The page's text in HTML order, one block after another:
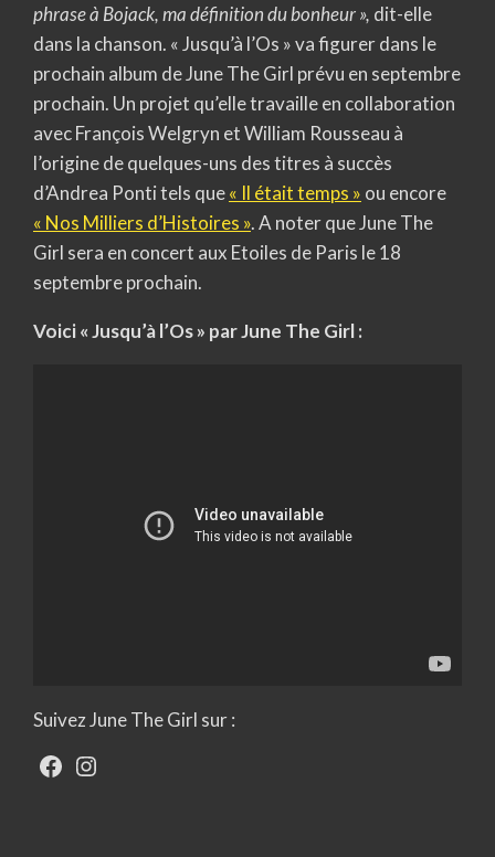
phraseà Bojack, ma définition du bonheur », dit-elle
dans la chanson. « Jusqu’à l’Os » va figurer dans le
prochain album de June The Girl prévu en septembre
prochain. Un projet qu’elle travaille en collaboration
avec François Welgryn et William Rousseau à
l’origine de quelques-uns des titres à succès
d’Andrea Ponti tels que« Il était temps » ou encore
« Nos Milliers d’Histoires ». A noter que June The
Girl sera en concert aux Etoiles de Paris le 18
septembre prochain.
Voici « Jusqu’à l’Os » par June The Girl :
Suivez June The Girl sur :
Facebook
Instagram